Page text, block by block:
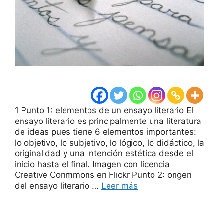
1 Punto 1: elementos de un ensayo literario El
ensayo literario es principalmente una literatura
de ideas pues tiene 6 elementos importantes:
lo objetivo, lo subjetivo, lo lógico, lo didáctico, la
originalidad y una intención estética desde el
inicio hasta el final. Imagen con licencia
Creative Conmmons en Flickr Punto 2: origen
del ensayo literario … Leer más